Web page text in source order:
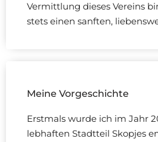
Vermittlung dieses Vereins
stets einen sanften,
Meine Vorgeschichte
Erstmals wurde ich im Jahr
lebhaften Stadtteil Skopjes